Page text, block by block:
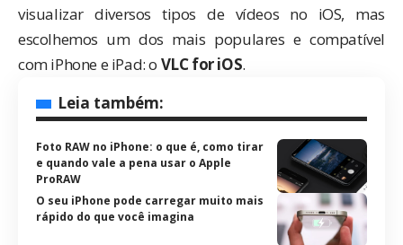
visualizar diversos tipos de vídeos no iOS, mas
escolhemos um dos mais populares e compatível
com iPhone e iPad: o VLC for iOS.
Leia também:
Foto RAW no iPhone: o que é, como tirar
e quando vale a pena usar o Apple
ProRAW
O seu iPhone pode carregar muito mais
rápido do que você imagina